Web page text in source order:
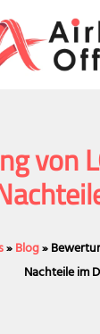
von
»Blog»
Nachteile im